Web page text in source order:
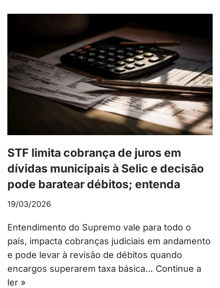
STF limita cobrança de juros em
dívidas municipais à Selic e decisão
pode baratear débitos; entenda
19/03/2026
Entendimento do Supremo vale para todo o
país, impacta cobranças judiciais em andamento
e pode levar à revisão de débitos quando
encargos superarem taxa básica… Continue a
ler »